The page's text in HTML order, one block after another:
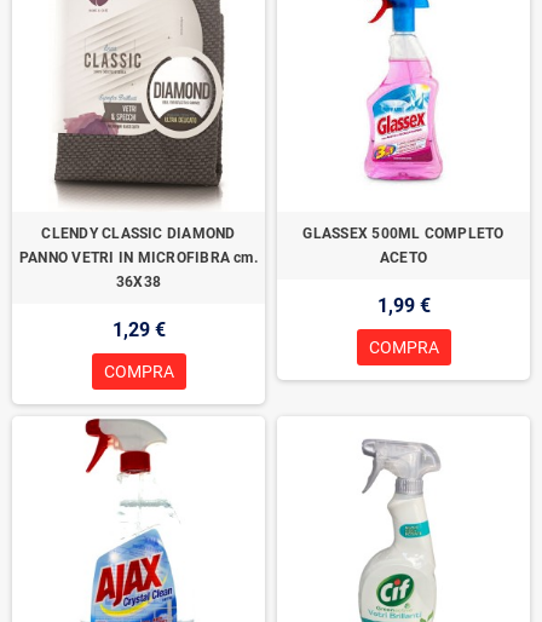
CLENDY CLASSIC DIAMOND
PANNO VETRI IN MICROFIBRA cm.
36X38
1,29 €
COMPRA
GLASSEX 500ML COMPLETO
ACETO
1,99 €
COMPRA